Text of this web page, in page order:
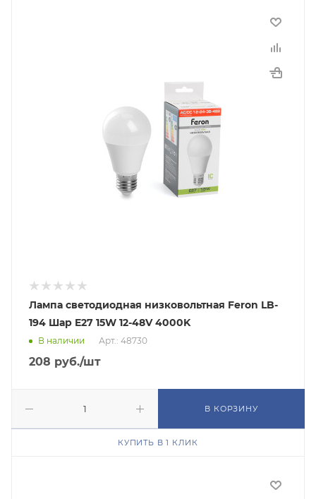
Лампа светодиодная низковольтная Feron LB-
194 Шар E27 15W 12-48V 4000K
В наличии Арт.: 48730
208 руб./шт
В КОРЗИНУ
КУПИТЬ В 1 КЛИК